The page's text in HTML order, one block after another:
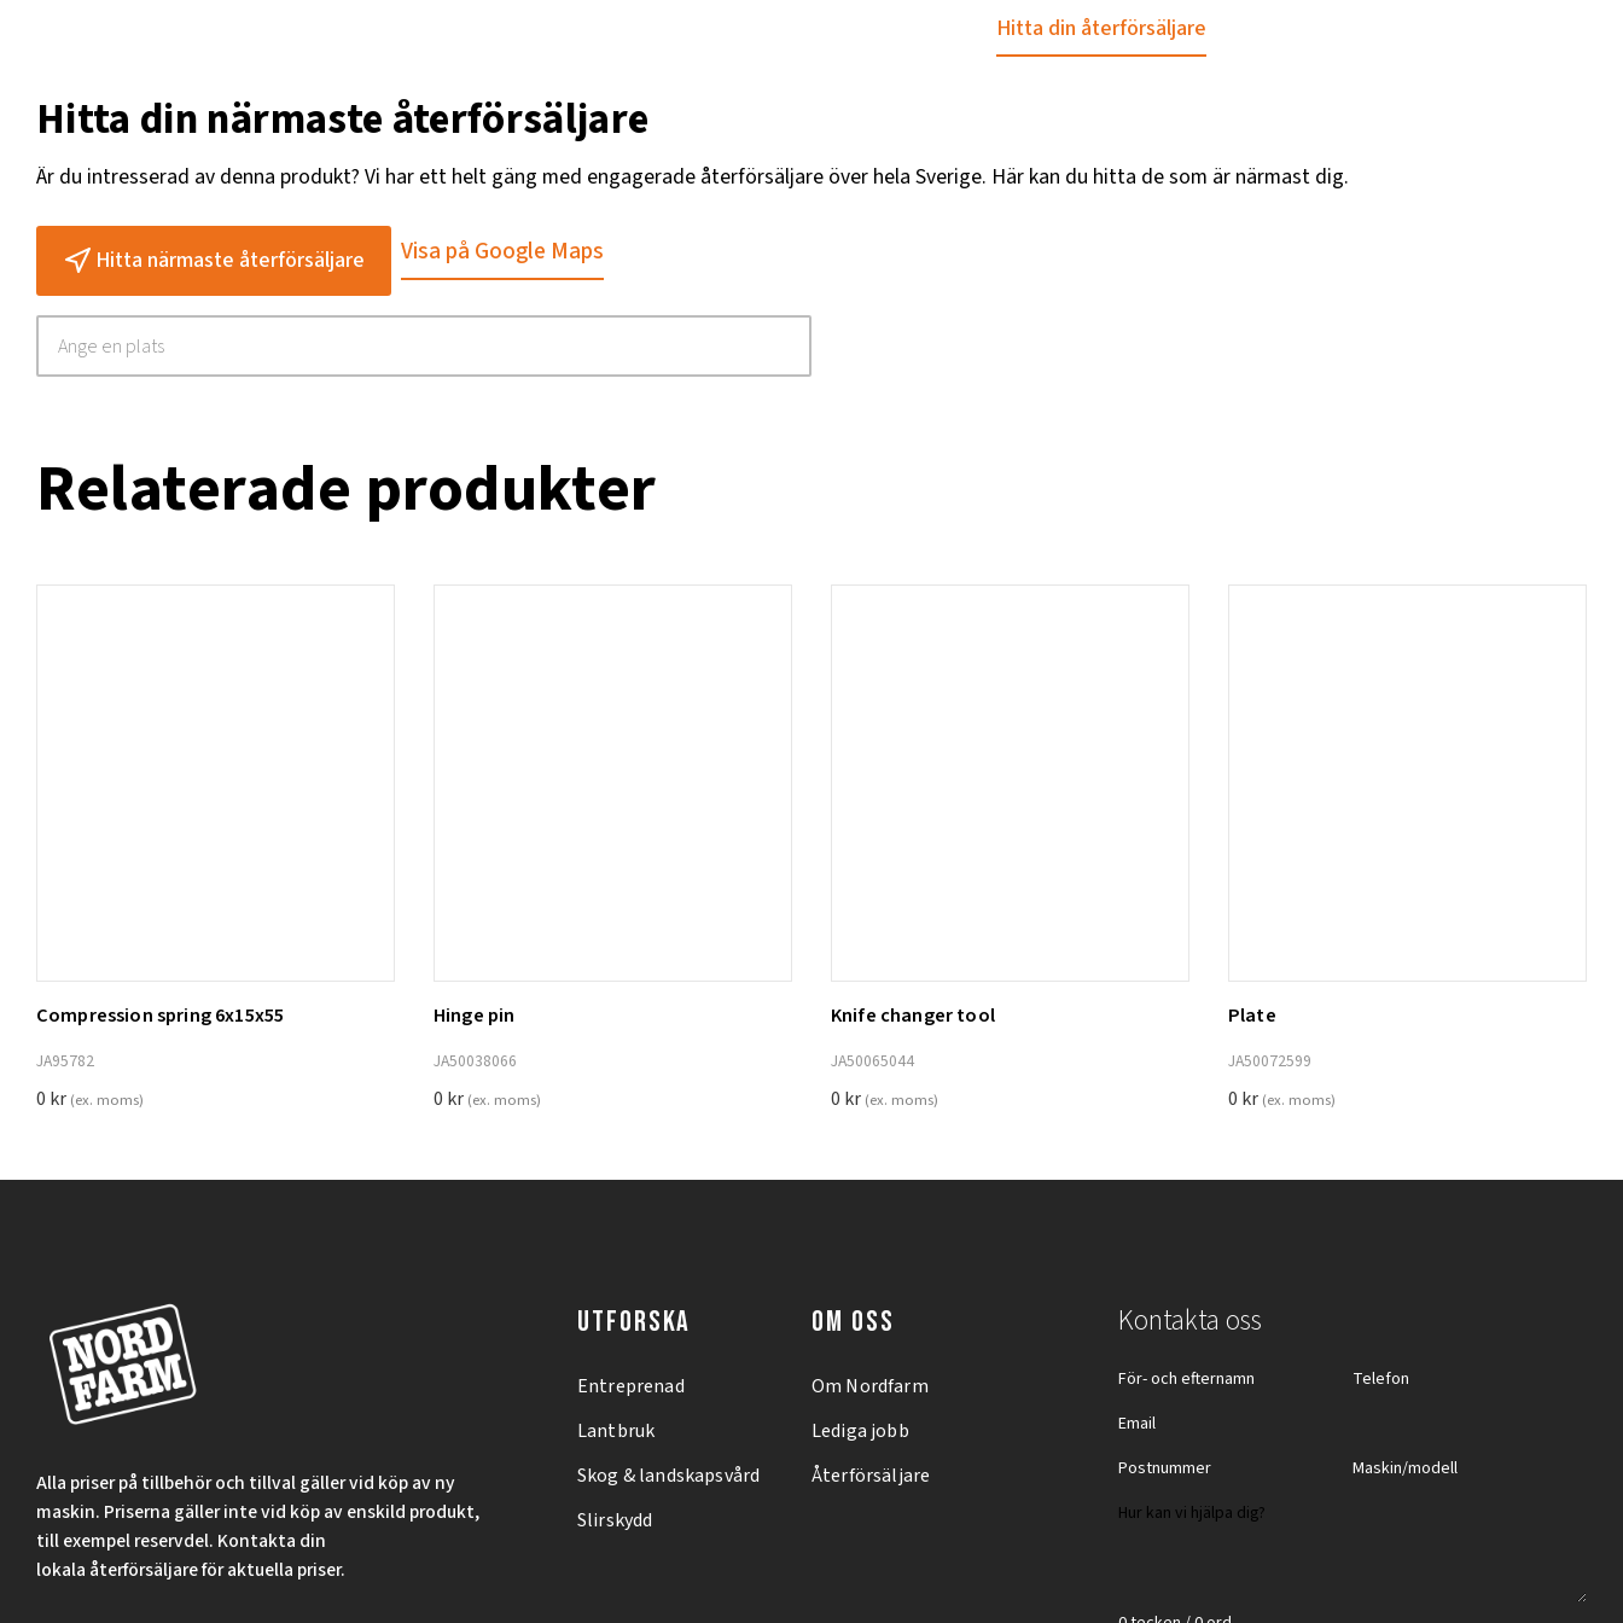
Hitta din återförsäljare
Hitta din närmaste återförsäljare
Är du intresserad av denna produkt? Vi har ett helt gäng med engagerade återförsäljare över hela Sverige. Här kan du hitta de som är närmast dig.
Hitta närmaste återförsäljare Visa på Google Maps
Relaterade produkter
Lägg till i varukorg
Compression spring 6x15x55
JA95782
0 kr (ex. moms)
Lägg till i varukorg
Hinge pin
JA50038066
0 kr (ex. moms)
Knife changer tool
JA50065044
0 kr (ex. moms)
Plate
JA50072599
0 kr (ex. moms)
Alla priser på tillbehör och tillval gäller vid köp av ny
maskin. Priserna gäller inte vid köp av enskild produkt,
till exempel reservdel. Kontakta din
lokala återförsäljare för aktuella priser.
UTFORSKA
Entreprenad
Lantbruk
Skog & landskapsvård
Slirskydd
OM OSS
Om Nordfarm
Lediga jobb
Återförsäljare
Kontakta oss